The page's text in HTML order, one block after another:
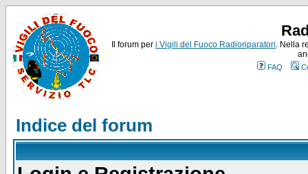
Il forum per i Vigili del Fuoco Radioriparatori. Nella
FAQ
Indice del forum